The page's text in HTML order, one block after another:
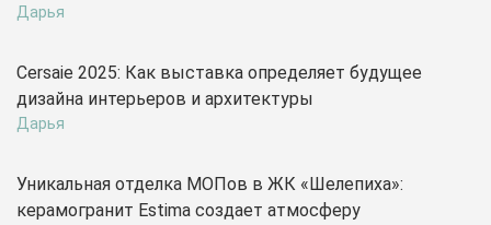
Дарья
Cersaie 2025: Как выставка определяет будущее
дизайна интерьеров и архитектуры
Дарья
Уникальная отделка МОПов в ЖК «Шелепиха»:
керамогранит Estima создает атмосферу